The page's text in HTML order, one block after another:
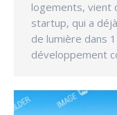
logements, vient
startup, qui a
de lumière dans
développement